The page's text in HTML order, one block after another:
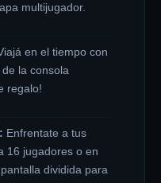
multijugador.
en el tiempo con
de la consola
regalo!
Enfrentate a tus
16 jugadores o en
dividida para